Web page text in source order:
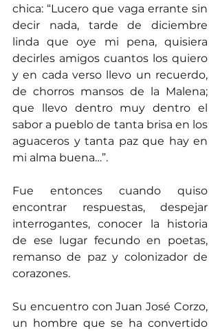
chica: “Lucero que vaga errante sin
decir nada, tarde de diciembre
linda que oye mi pena, quisiera
decirles amigos cuantos los quiero
y en cada verso llevo un recuerdo,
de chorros mansos de la Malena;
que llevo dentro muy dentro el
sabor a pueblo de tanta brisa en los
aguaceros y tanta paz que hay en
mi alma buena…”.
Fue entonces cuando quiso
encontrar respuestas, despejar
interrogantes, conocer la historia
de ese lugar fecundo en poetas,
remanso de paz y colonizador de
corazones.
Su encuentro con Juan José Corzo,
un hombre que se ha convertido